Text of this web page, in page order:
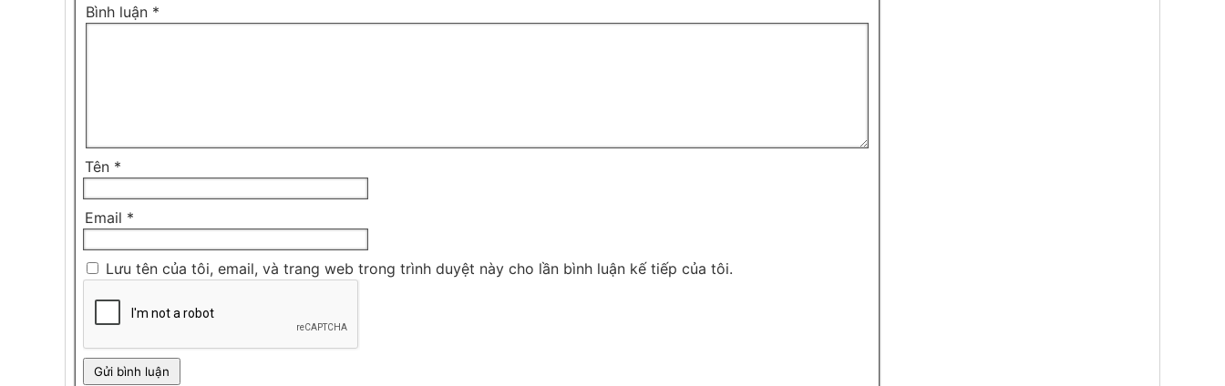
Bình luận *
Tên *
Email *
Lưu tên của tôi, email, và trang web trong trình duyệt này cho lần bình luận kế tiếp của tôi.